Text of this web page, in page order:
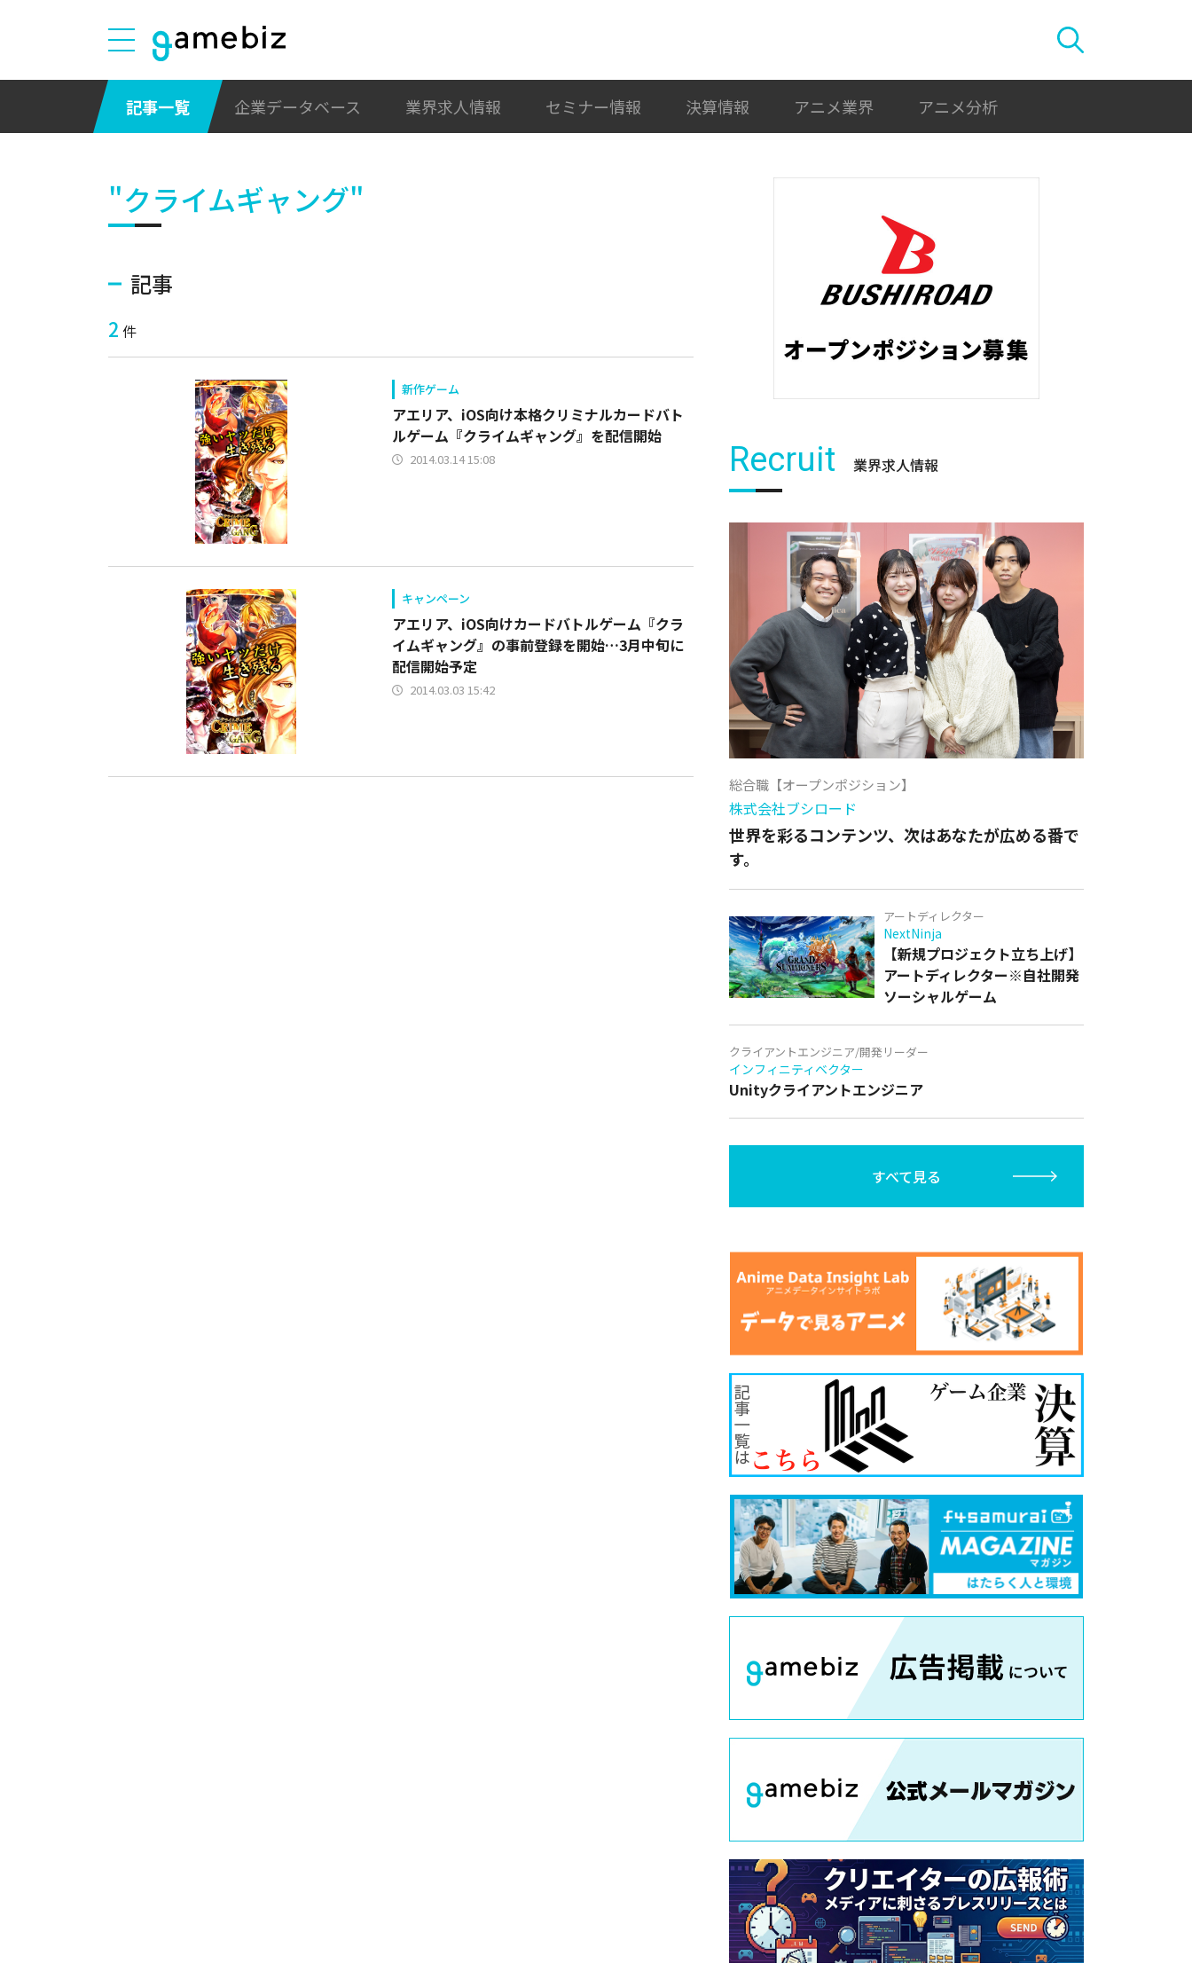
記事一覧 企業データベース 業界求人情報 セミナー情報 決算情報 アニメ業界 アニメ分析
"クライムギャング"
記事
2 件
新作ゲーム
アエリア、iOS向け本格クリミナルカードバト
ルゲーム『クライムギャング』を配信開始
2014.03.14 15:08
キャンペーン
アエリア、iOS向けカードバトルゲーム『クラ
イムギャング』の事前登録を開始…3月中旬に
配信開始予定
2014.03.03 15:42
Recruit 業界求人情報
総合職【オープンポジション】
株式会社ブシロード
世界を彩るコンテンツ、次はあなたが広める番で
す。
アートディレクター
NextNinja
【新規プロジェクト立ち上げ】
アートディレクター※自社開発
ソーシャルゲーム
クライアントエンジニア/開発リーダー
インフィニティベクター
Unityクライアントエンジニア
すべて見る